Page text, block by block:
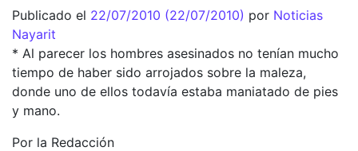
Publicado el 22/07/2010 (22/07/2010) por Noticias
Nayarit
* Al parecer los hombres asesinados no tenían mucho
tiempo de haber sido arrojados sobre la maleza,
donde uno de ellos todavía estaba maniatado de pies
y mano.
Por la Redacción